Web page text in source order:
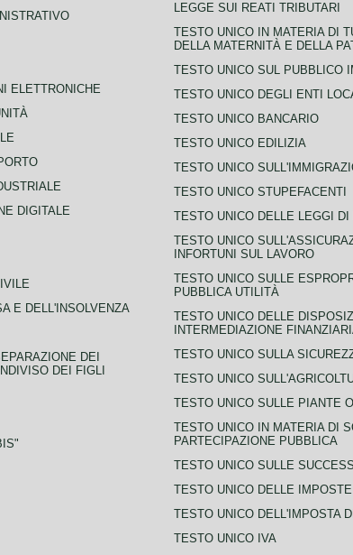
ELETTRONICHE
DIGITALE
E DELL'INSOLVENZA
DEI
DEI FIGLI
LEGGE SUI REATI TRIBUTARI
TESTO UNICO IN MATERIA DI
DELLA MATERNITÀ E DELLA
TESTO UNICO SUL PUBBLICO
TESTO UNICO DEGLI ENTI
TESTO UNICO BANCARIO
TESTO UNICO EDILIZIA
TESTO UNICO
TESTO UNICO STUPEFACENTI
TESTO UNICO DELLE LEGGI
TESTO UNICO
INFORTUNI SUL LAVORO
TESTO UNICO SULLE
PUBBLICA UTILITÀ
TESTO UNICO DELLE
INTERMEDIAZIONE
TESTO UNICO SULLA
TESTO UNICO
TESTO UNICO SULLE PIANTE
TESTO UNICO IN MATERIA DI
PARTECIPAZIONE PUBBLICA
TESTO UNICO SULLE
TESTO UNICO DELLE
TESTO UNICO DELL'IMPOSTA
TESTO UNICO IVA